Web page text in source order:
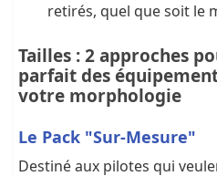
retirés, quel que soit le
Tailles : 2 approches
parfait des
votre morphologie
Le Pack "Sur-Mesure"
Destiné aux pilotes qui